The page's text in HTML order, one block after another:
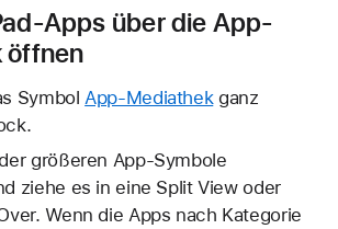
Apps über die App-
öffnen
SymbolApp-Mediathekganz
größeren App-Symbole
ziehe es in eine Split View oder
Wenn die Apps nach Kategorie